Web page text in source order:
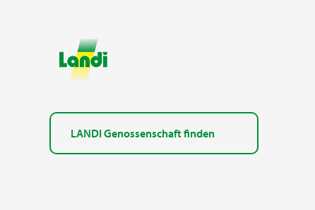
LANDI Genossenschaft finden